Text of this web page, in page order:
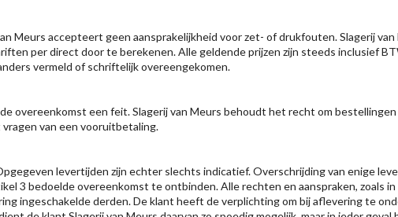
Meurs accepteert geen aansprakelijkheid voor zet- of drukfouten. Slagerij
per direct door te berekenen. Alle geldende prijzen zijn steeds inclusief
vermeld of schriftelijk overeengekomen.
overeenkomst een feit. Slagerij van Meurs behoudt het recht om bestellingen
van een vooruitbetaling.
levertijden zijn echter slechts indicatief. Overschrijding van enige
3 bedoelde overeenkomst te ontbinden. Alle rechten en aanspraken, zoals in
ingeschakelde derden. De klant heeft de verplichting om bij aflevering te